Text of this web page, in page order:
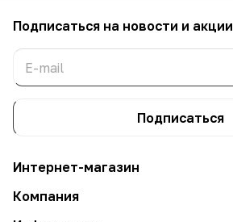
Подписаться на новости и акции
Подписаться
Интернет-магазин
Компания